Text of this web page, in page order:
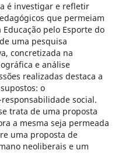
é investigar e refletir
que permeiam
pelo Esporte do
uma pesquisa
concretizada na
e análise
realizadas destaca a
o
social.
trata de uma proposta
a mesma seja permeada
uma proposta de
neoliberais e um